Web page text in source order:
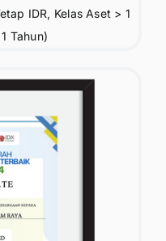
IDR, Kelas Aset > 1
Tahun)